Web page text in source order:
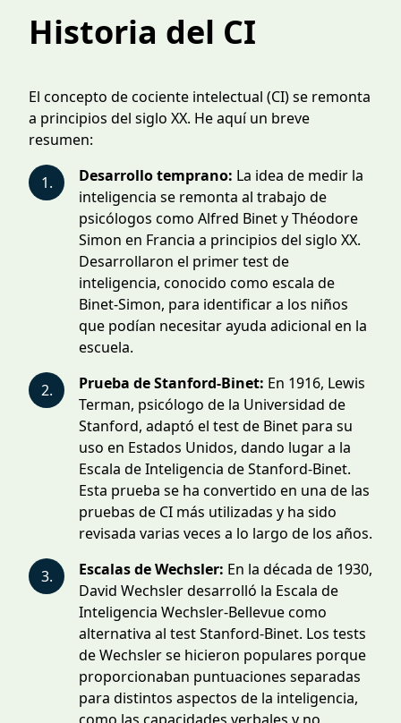
Historia del CI
El concepto de cociente intelectual (CI) se remonta
a principios del siglo XX. He aquí un breve
resumen:
1. Desarrollo temprano: La idea de medir la
inteligencia se remonta al trabajo de
psicólogos como Alfred Binet y Théodore
Simon en Francia a principios del siglo XX.
Desarrollaron el primer test de
inteligencia, conocido como escala de
Binet-Simon, para identificar a los niños
que podían necesitar ayuda adicional en la
escuela.
2. Prueba de Stanford-Binet: En 1916, Lewis
Terman, psicólogo de la Universidad de
Stanford, adaptó el test de Binet para su
uso en Estados Unidos, dando lugar a la
Escala de Inteligencia de Stanford-Binet.
Esta prueba se ha convertido en una de las
pruebas de CI más utilizadas y ha sido
revisada varias veces a lo largo de los años.
3. Escalas de Wechsler: En la década de 1930,
David Wechsler desarrolló la Escala de
Inteligencia Wechsler-Bellevue como
alternativa al test Stanford-Binet. Los tests
de Wechsler se hicieron populares porque
proporcionaban puntuaciones separadas
para distintos aspectos de la inteligencia,